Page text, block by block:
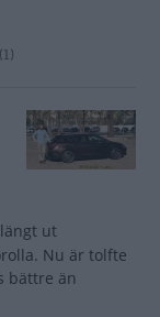
ut
Nu är tolfte
bättre än